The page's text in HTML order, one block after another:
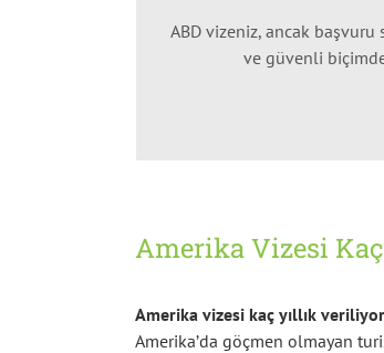
ABD vizeniz, ancak başvuru
ve güvenli
Amerika Vizesi
Amerika vizesi kaç yıllık veriliyor
Amerika’da göçmen olmayan